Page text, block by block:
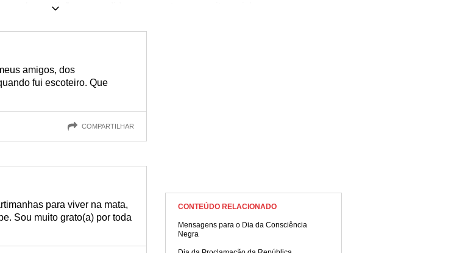
sobre as lições aprendidas, as aventuras e muito mais!
amigos, dos
fui escoteiro. Que
COMPARTILHAR
para viver na mata,
Sou muito grato(a) por toda
CONTEÚDO RELACIONADO
Mensagens para o Dia da Consciência
Negra